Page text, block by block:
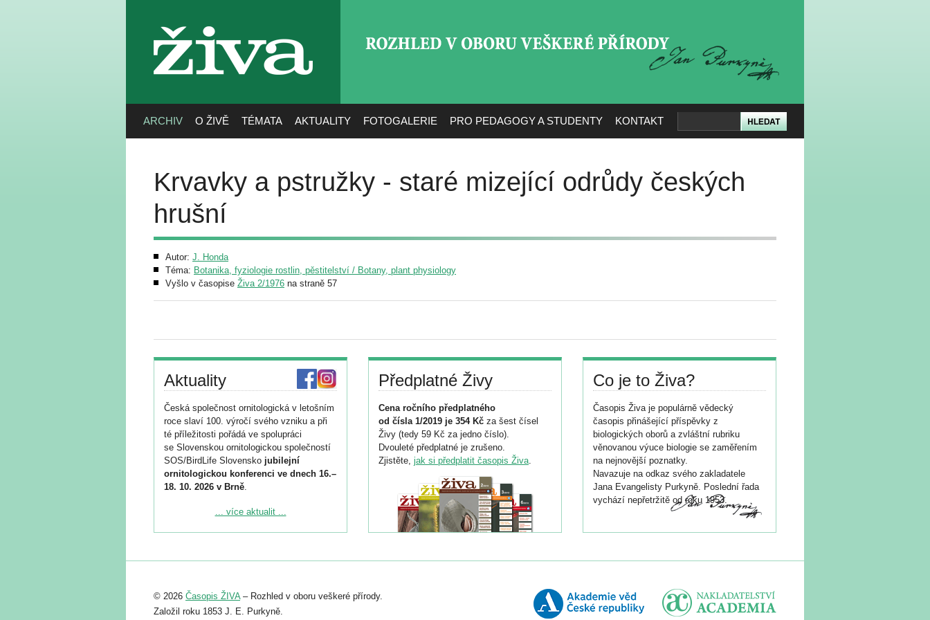
živa
ARCHIV O ŽIVĚ TÉMATA AKTUALITY FOTOGALERIE PRO PEDAGOGY A STUDENTY KONTAKT
Krvavky a pstružky - staré mizející odrůdy českých
hrušní
Autor: J. Honda
Téma: Botanika, fyziologie rostlin, pěstitelství / Botany, plant physiology
Vyšlo v časopise Živa 2/1976 na straně 57
Aktuality
Česká společnost ornitologická v letošním
roce slaví 100. výročí svého vzniku a při
té příležitosti pořádá ve spolupráci
se Slovenskou ornitologickou společností
SOS/BirdLife Slovensko jubilejní
ornitologickou konferenci ve dnech 16.–
18. 10. 2026 v Brně.
Podrobnější informace ke konferenci
Registrovat se můžete do 6. září.
abstraktu přihlášené přednášky nebo
posteru je už 30. června.
... více aktualit ...
Předplatné Živy
Cena ročního předplatného
od čísla 1/2019 je 354 Kč za šest čísel
Živy (tedy 59 Kč za jedno číslo).
Dvouleté předplatné je zrušeno.
Zjistěte, jak si předplatit časopis Živa.
Co je to Živa?
Časopis Živa je populárně vědecký
časopis přinášející příspěvky z
biologických oborů a zvláštní rubriku
věnovanou výuce biologie se zaměřením
na nejnovější poznatky.
Navazuje na odkaz svého zakladatele
Jana Evangelisty Purkyně. Poslední řada
vychází nepřetržitě od roku 1953.
© 2026 Časopis ŽIVA– Rozhled v oboru veškeré přírody.
Založil roku 1853 J. E. Purkyně.